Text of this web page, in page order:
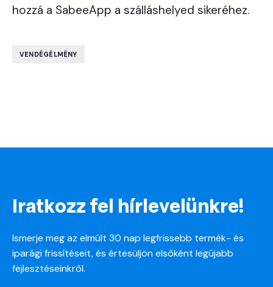
hozzá a SabeeApp a szálláshelyed sikeréhez.
VENDÉGÉLMÉNY
Iratkozz fel hírlevelünkre!
Ismerje meg az elmúlt 30 nap legfrissebb termék- és
iparági frissítéseit, és értesüljön elsőként legújabb
fejlesztéseinkről.